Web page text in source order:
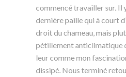
commencé travailler sur. Il
dernière paille qui à court
droit du chameau, mais
pétillement anticlimatique
leur comme mon
dissipé. Nous terminé